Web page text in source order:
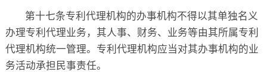
第十七条专利代理机构的办事机构不得以其单独名义
办理专利代理业务，其人事、财务、业务等由其所属专利
代理机构统一管理。专利代理机构应当对其办事机构的业
务活动承担民事责任。